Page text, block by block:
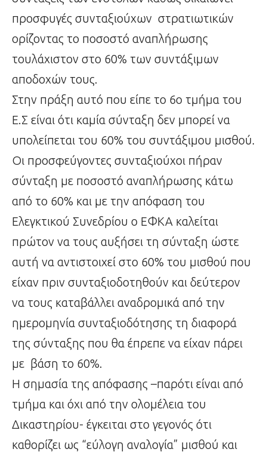
προσφυγές συνταξιούχων στρατιωτικών
ορίζοντας το ποσοστό αναπλήρωσης
τουλάχιστον στο 60% των συντάξιμων
αποδοχών τους.
Στην πράξη αυτό που είπε το 6ο τμήμα του
Ε.Σ είναι ότι καμία σύνταξη δεν μπορεί να
υπολείπεται του 60% του συντάξιμου μισθού.
Οι προσφεύγοντες συνταξιούχοι πήραν
σύνταξη με ποσοστό αναπλήρωσης κάτω
από το 60% και με την απόφαση του
Ελεγκτικού Συνεδρίου ο ΕΦΚΑ καλείται
πρώτον να τους αυξήσει τη σύνταξη ώστε
αυτή να αντιστοιχεί στο 60% του μισθού που
είχαν πριν συνταξιοδοτηθούν και δεύτερον
να τους καταβάλλει αναδρομικά από την
ημερομηνία συνταξιοδότησης τη διαφορά
της σύνταξης που θα έπρεπε να είχαν πάρει
με βάση το 60%.
Η σημασία της απόφασης –παρότι είναι από
τμήμα και όχι από την ολομέλεια του
Δικαστηρίου- έγκειται στο γεγονός ότι
καθορίζει ως “εύλογη αναλογία” μισθού και